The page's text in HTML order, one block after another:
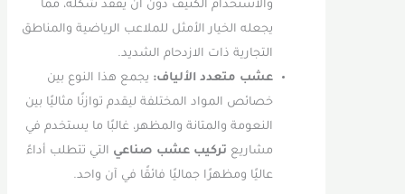
والاستخدام الكثيف دون أن يفقد شكله، مما
يجعله الخيار الأمثل للملاعب الرياضية والمناطق
التجارية ذات الازدحام الشديد.
عشب متعدد الألياف:يجمع هذا النوع بين
خصائص المواد المختلفة ليقدم توازنًا مثاليًا بين
النعومة والمتانة والمظهر، غالبًا ما يستخدم في
مشاريعتركيب عشب صناعيالتي تتطلب أداءً
عاليًا ومظهرًا جماليًا فائقًا في آن واحد.